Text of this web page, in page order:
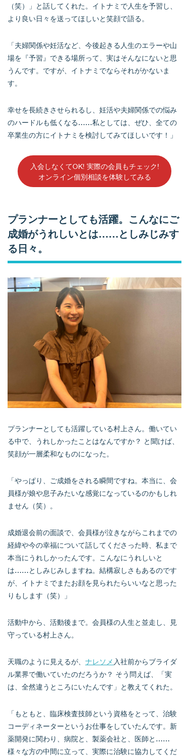
（笑）」と話してくれた。イトナミで人生を予習し、
より良い日々を送ってほしいと笑顔で語る。
「夫婦関係や妊活など、今後起きる人生のエラーや山
場を『予習』できる場所って、実はそんなにないと思
うんです。ですが、イトナミでならそれがかないま
す。
幸せを長続きさせられるし、妊活や夫婦関係での悩み
のハードルも低くなる……私としては、ぜひ、全ての
卒業生の方にイトナミを検討してみてほしいです！」
入会しなくてOK! 実際の会員もチェック!
オンライン個別相談を体験してみる
プランナーとしても活躍。こんなにご
成婚がうれしいとは……としみじみす
る日々。
プランナーとしても活躍している村上さん。働いてい
る中で、うれしかったことはなんですか？ と聞けば、
笑顔が一層柔和なものになった。
「やっぱり、ご成婚をされる瞬間ですね。本当に、会
員様が娘や息子みたいな感覚になっているのかもしれ
ません（笑）。
成婚退会前の面談で、会員様が泣きながらこれまでの
経緯や今の幸福について話してくださった時、私まで
本当にうれしかったんです。こんなにうれしいと
は……としみじみしますね。結構寂しさもあるのです
が、イトナミでまたお顔を見られたらいいなと思った
りもします（笑）」
活動中から、活動後まで。会員様の人生と並走し、見
守っている村上さん。
天職のように見えるが、 ナレソメ 入社前からブライダ
ル業界で働いていたのだろうか？ そう問えば、「実
は、全然違うところにいたんです」と教えてくれた。
「もともと、臨床検査技師という資格をとって、治験
コーディネーターというお仕事をしていたんです。新
薬開発に関わり、病院と、製薬会社と、医師と……
様々な方の中間に立って、実際に治験に協力してくだ